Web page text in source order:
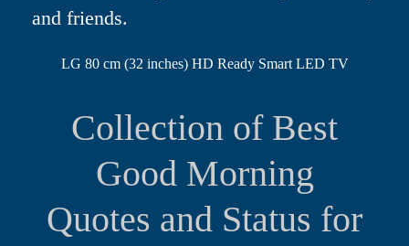
and friends.
LG 80 cm (32 inches) HD Ready Smart LED TV
Collection of Best
Good Morning
Quotes and Status for